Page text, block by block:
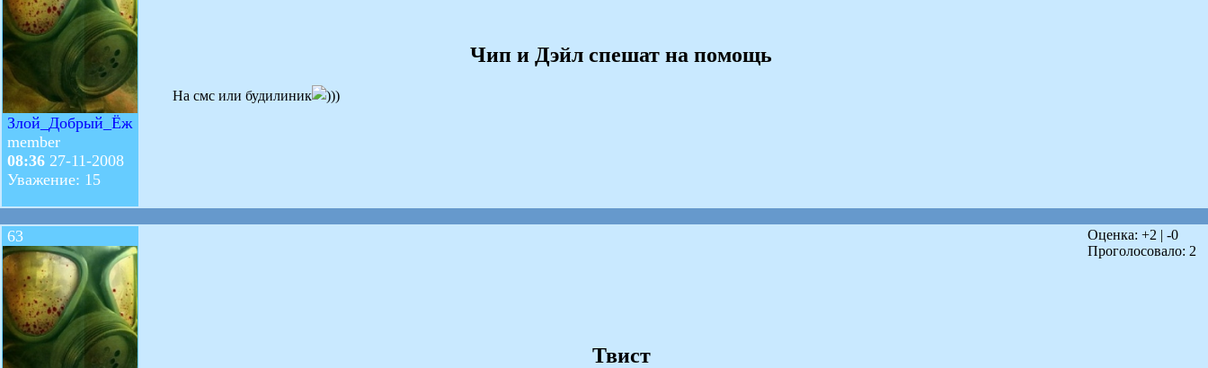
Злой_Добрый_Ёж
member
08:36 27-11-2008
Уважение: 15
Чип и Дэйл спешат на помощь
На смс или будилиник )
63
Твист
Оценка: +2 | -0
Проголосовало: 2